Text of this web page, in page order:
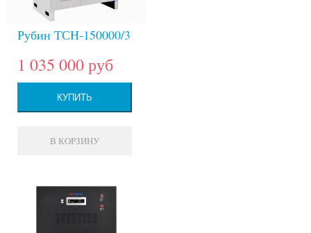
Рубин ТСН-150000/3
1 035 000 руб
КУПИТЬ
В КОРЗИНУ